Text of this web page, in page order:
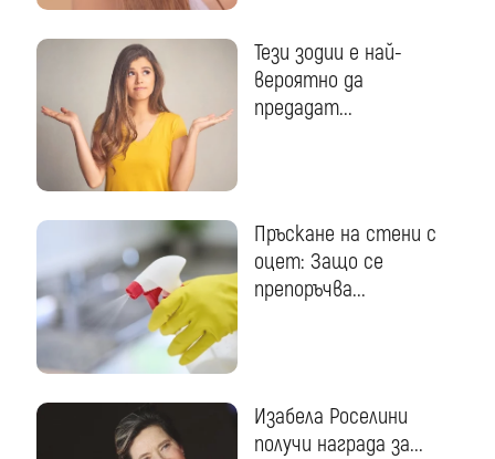
Тези зодии е най-
вероятно да
предадат...
Пръскане на стени с
оцет: Защо се
препоръчва...
Изабела Роселини
получи награда за...